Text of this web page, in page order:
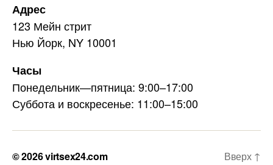
Адрес
123 Мейн стрит
Нью Йорк, NY 10001
Часы
Понедельник—пятница: 9:00–17:00
Суббота и воскресенье: 11:00–15:00
© 2026virtsex24.com Вверх ↑